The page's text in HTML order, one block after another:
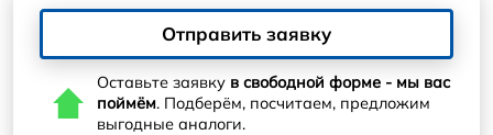
Отправить заявку
Оставьте заявку в свободной форме - мы вас
поймём. Подберём, посчитаем, предложим
выгодные аналоги.